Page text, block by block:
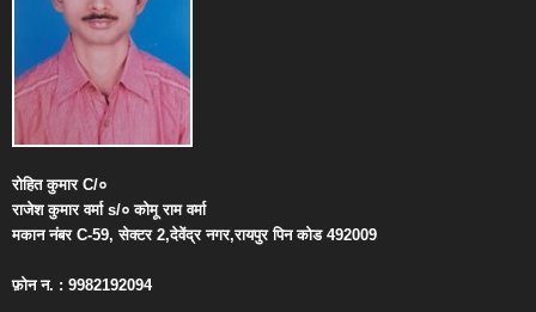
रोहित कुमारC/०
राजेश कुमार वर्माs/० कोमू राम वर्मा
मकान नंबरC-59,सेक्टर2,देवेंद्र नगर,रायपुर पिन कोड492009
फ़ोन न. : 9982192094